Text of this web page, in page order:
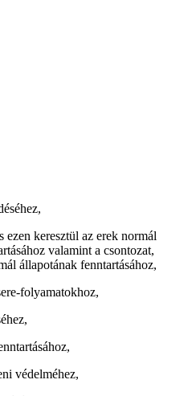
ezen keresztül az erek normál
valamint a csontozat,
állapotának fenntartásához,
folyamatokhoz,
védelméhez,